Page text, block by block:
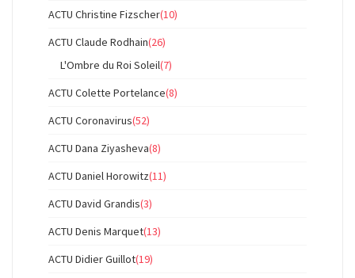
ACTU Christine Fizscher(10)
ACTU Claude Rodhain(26)
L'Ombre du Roi Soleil(7)
ACTU Colette Portelance(8)
ACTU Coronavirus(52)
ACTU Dana Ziyasheva(8)
ACTU Daniel Horowitz(11)
ACTU David Grandis(3)
ACTU Denis Marquet(13)
ACTU Didier Guillot(19)